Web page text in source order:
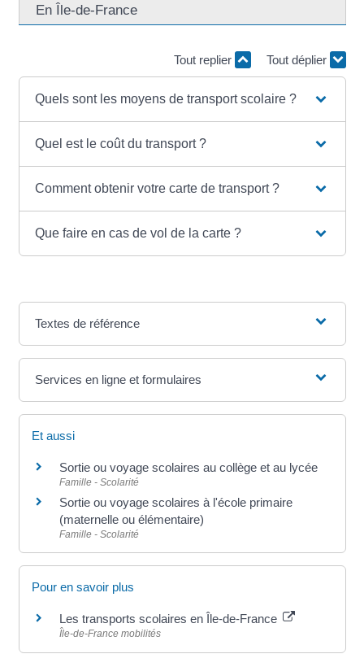
En Île-de-France
Tout replier Tout déplier
Quels sont les moyens de transport scolaire ?
Quel est le coût du transport ?
Comment obtenir votre carte de transport ?
Que faire en cas de vol de la carte ?
Textes de référence
Services en ligne et formulaires
Et aussi
Sortie ou voyage scolaires au collège et au lycée
Famille - Scolarité
Sortie ou voyage scolaires à l'école primaire
(maternelle ou élémentaire)
Famille - Scolarité
Pour en savoir plus
Les transports scolaires en Île-de-France
Île-de-France mobilités